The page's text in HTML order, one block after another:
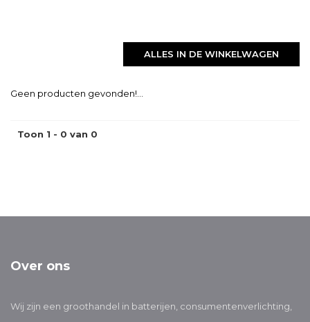
ALLES IN DE WINKELWAGEN
Geen producten gevonden!...
Toon 1 - 0 van 0
Over ons
Wij zijn een groothandel in batterijen, consumentenverlichting,